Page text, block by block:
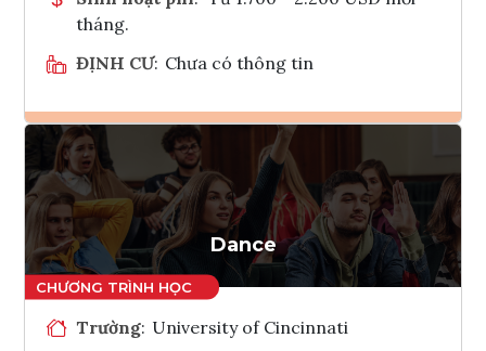
tháng.
ĐỊNH CƯ: Chưa có thông tin
Ghi danh
Tham vấn Interlink
Dance
Trường: University of Cincinnati